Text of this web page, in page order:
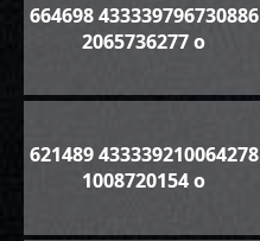
664698 433339796730886
2065736277 o
621489 433339210064278
1008720154 o